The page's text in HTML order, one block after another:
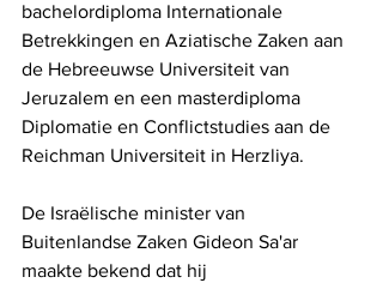
bachelordiploma Internationale
Betrekkingen en Aziatische Zaken aan
de Hebreeuwse Universiteit van
Jeruzalem en een masterdiploma
Diplomatie en Conflictstudies aan de
Reichman Universiteit in Herzliya.
De Israëlische minister van
Buitenlandse Zaken Gideon Sa'ar
maakte bekend dat hij